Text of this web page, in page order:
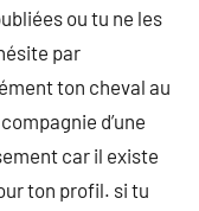
ou tu ne les
par
ton cheval au
d’une
car il existe
ton profil. si tu